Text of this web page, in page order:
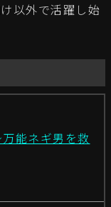
以外で活躍し始
能ネギ男を救